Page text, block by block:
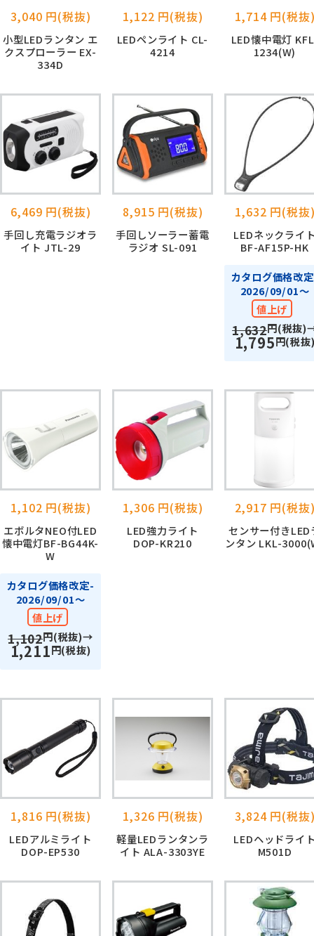
3,040 円(税抜)
小型LEDランタン エ
クスプローラー EX-
334D
1,122 円(税抜)
LEDペンライト CL-
4214
1,714 円(税抜
LED懐中電灯
1234(W)
6,469 円(税抜)
手回し充電ラジオラ
イト JTL-29
8,915 円(税抜)
手回しソーラー蓄電
ラジオ SL-091
1,632 円(税抜
LEDネックライ
BF-AF15P-HK
カタログ価格改
2026/09/01～
値上げ
1,632円(税抜
1,795円(税抜
1,102 円(税抜)
エボルタNEO付LED
懐中電灯BF-BG44K-
W
カタログ価格改定-
2026/09/01～
値上げ
1,102円(税抜)→
1,211円(税抜)
1,306 円(税抜)
LED強力ライト
DOP-KR210
2,917 円(税抜
センサー付きLED
ンタン LKL-
1,816 円(税抜)
LEDアルミライト
DOP-EP530
1,326 円(税抜)
軽量LEDランタンラ
イト ALA-3303YE
3,824 円(税抜
LEDヘッドライ
M501D